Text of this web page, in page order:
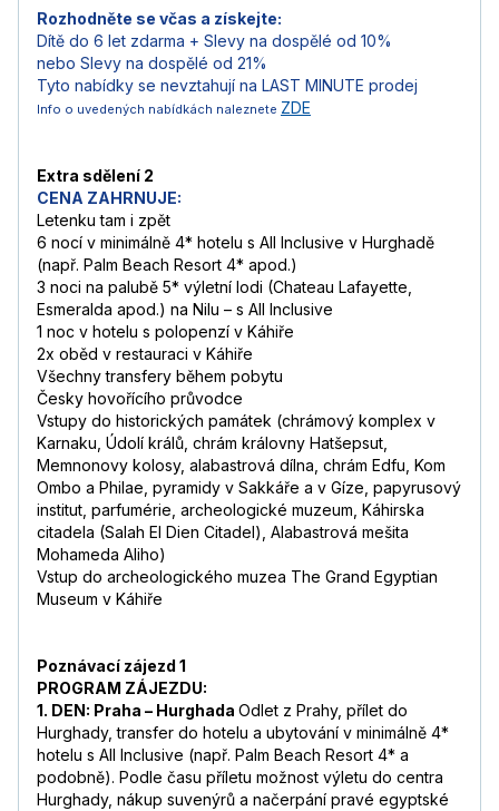
Rozhodněte se včas a získejte:
Dítě do 6 let zdarma + Slevy na dospělé od 10%
nebo Slevy na dospělé od 21%
Tyto nabídky se nevztahují na LAST MINUTE prodej
Info o uvedených nabídkách naleznete ZDE
Extra sdělení 2
CENA ZAHRNUJE:
Letenku tam i zpět
6 nocí v minimálně 4* hotelu s All Inclusive v Hurghadě
(např. Palm Beach Resort 4* apod.)
3 noci na palubě 5* výletní lodi (Chateau Lafayette,
Esmeralda apod.) na Nilu – s All Inclusive
1 noc v hotelu s polopenzí v Káhiře
2x oběd v restauraci v Káhiře
Všechny transfery během pobytu
Česky hovořícího průvodce
Vstupy do historických památek (chrámový komplex v
Karnaku, Údolí králů, chrám královny Hatšepsut,
Memnonovy kolosy, alabastrová dílna, chrám Edfu, Kom
Ombo a Philae, pyramidy v Sakkáře a v Gíze, papyrusový
institut, parfumérie, archeologické muzeum, Káhirska
citadela (Salah El Dien Citadel), Alabastrová mešita
Mohameda Aliho)
Vstup do archeologického muzea The Grand Egyptian
Museum v Káhiře
Poznávací zájezd 1
PROGRAM ZÁJEZDU:
1. DEN: Praha – Hurghada Odlet z Prahy, přílet do
Hurghady, transfer do hotelu a ubytování v minimálně 4*
hotelu s All Inclusive (např. Palm Beach Resort 4* a
podobně). Podle času příletu možnost výletu do centra
Hurghady, nákup suvenýrů a načerpání pravé egyptské